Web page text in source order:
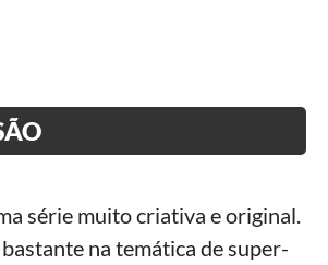
série muito criativa e original.
na temática de super-